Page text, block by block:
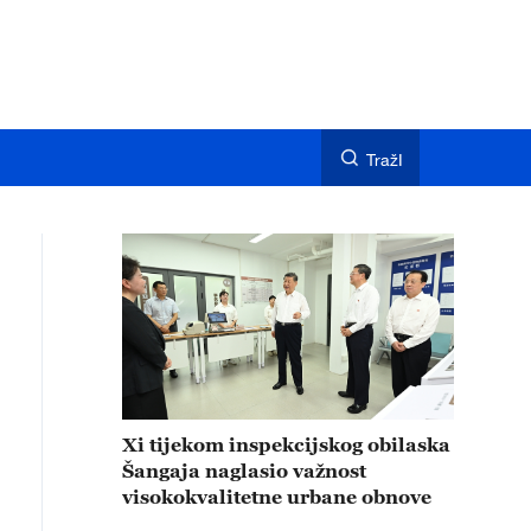
TražI
Xi tijekom inspekcijskog obilaska
Šangaja naglasio važnost
visokokvalitetne urbane obnove